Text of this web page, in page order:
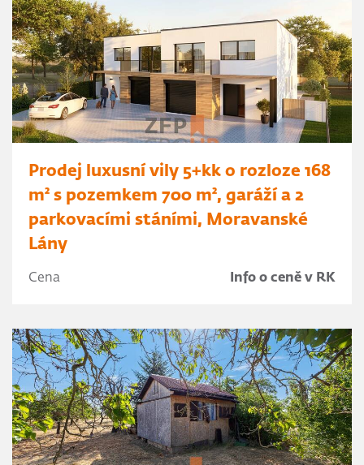
Prodej luxusní vily 5+kk o rozloze 168
m² s pozemkem 700 m², garáží a 2
parkovacími stáními, Moravanské
Lány
Cena Info o ceně v RK